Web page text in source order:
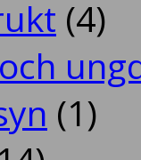
(4)
(1)